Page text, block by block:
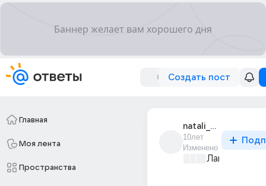
Создать пост
Главная
Моя лента
Пространства
natali_31166
10лет
Изменено
Лапки и